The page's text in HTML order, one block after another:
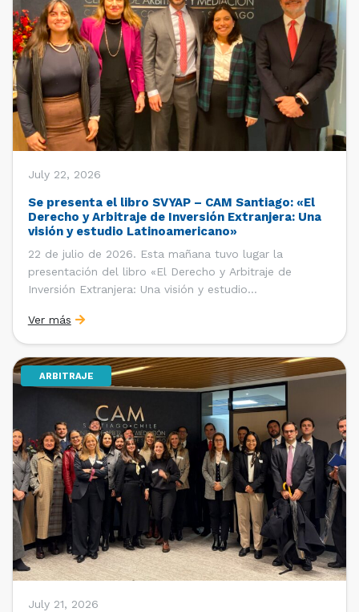
July 22, 2026
Se presenta el libro SVYAP – CAM Santiago: «El
Derecho y Arbitraje de Inversión Extranjera: Una
visión y estudio Latinoamericano»
22 de julio de 2026. Esta mañana tuvo lugar la
presentación del libro «El Derecho y Arbitraje de
Inversión Extranjera: Una visión y estudio
«Santiago Very Young Arbitration Practitioners»
(SVYAP), iniciativa que reúne a jóvenes profesionales
interesados en el arbitraje doméstico e internacional,
[…]
Ver más
ARBITRAJE
July 21, 2026